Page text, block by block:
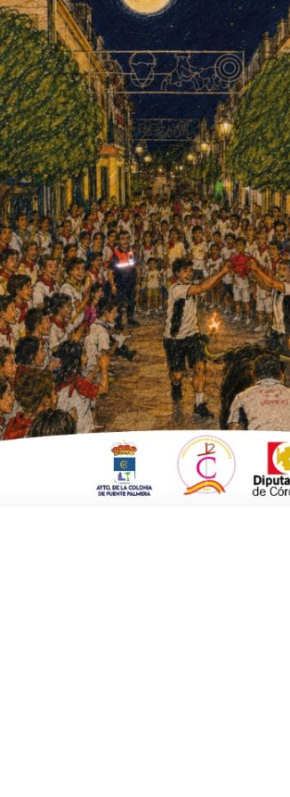
CMIM
gratuito de Atención
a la Mujer, con horario de 8
y cita previa en el 957 71 21 95.
responsable de este servicio, al que
estudió Psicología y tiene un máster
donde trabajó varios años en el servicio
volvió a Fuente Palmera y trabajó en
centros de menores de Aproni. En 2018
ha dado cursos de atención socio-
incrementar la capacidad de las
en relación a la familia, el trabajo y la
promoción y sobre distintos niveles de
con
con los hijos; y sexualidad.